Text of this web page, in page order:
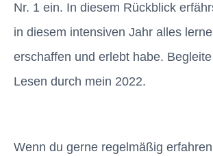
Nr. 1 ein. In diesem Rückblick
in diesem intensiven Jahr alles
erschaffen und erlebt habe.
Lesen durch mein 2022.
Wenn du gerne regelmäßig